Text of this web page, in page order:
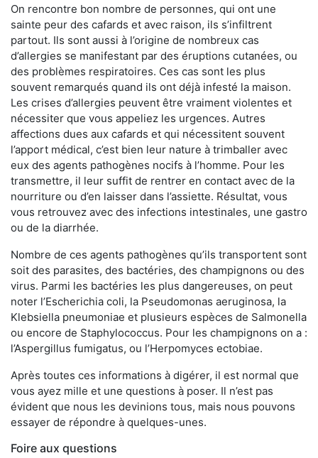
On rencontre bon nombre de personnes, qui ont une
sainte peur des cafards et avec raison, ils s’infiltrent
partout. Ils sont aussi à l’origine de nombreux cas
d’allergies se manifestant par des éruptions cutanées, ou
des problèmes respiratoires. Ces cas sont les plus
souvent remarqués quand ils ont déjà infesté la maison.
Les crises d’allergies peuvent être vraiment violentes et
nécessiter que vous appeliez les urgences. Autres
affections dues aux cafards et qui nécessitent souvent
l’apport médical, c’est bien leur nature à trimballer avec
eux des agents pathogènes nocifs à l’homme. Pour les
transmettre, il leur suffit de rentrer en contact avec de la
nourriture ou d’en laisser dans l’assiette. Résultat, vous
vous retrouvez avec des infections intestinales, une gastro
ou de la diarrhée.
Nombre de ces agents pathogènes qu’ils transportent sont
soit des parasites, des bactéries, des champignons ou des
virus. Parmi les bactéries les plus dangereuses, on peut
noter l’Escherichia coli, la Pseudomonas aeruginosa, la
Klebsiella pneumoniae et plusieurs espèces de Salmonella
ou encore de Staphylococcus. Pour les champignons on a :
l’Aspergillus fumigatus, ou l’Herpomyces ectobiae.
Après toutes ces informations à digérer, il est normal que
vous ayez mille et une questions à poser. Il n’est pas
évident que nous les devinions tous, mais nous pouvons
essayer de répondre à quelques-unes.
Foire aux questions